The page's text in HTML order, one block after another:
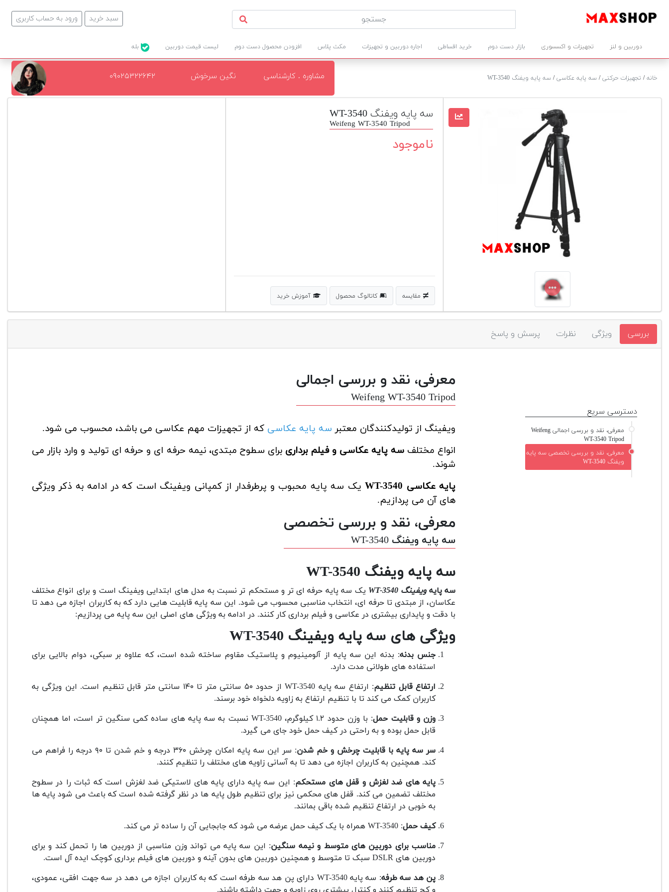
ورود به حساب کاربری سبد خرید
دوربین و لنز تجهیزات و اکسسوری بازار دست دوم خرید اقساطی اجاره دوربین و تجهیزات مکث پلاس افزودن محصول دست دوم لیست قیمت دوربین
خانه/ تجهیزات حرکتی/ سه پایه عکاسی/ سه پایه ویفنگ WT-3540 مشاوره . کارشناسی نگین سرخوش ۰۹۰۲۵۳۲۲۶۴۲
سه پایه ویفنگ WT-3540
Weifeng WT-3540 Tripod
ناموجود
مقایسه کاتالوگ محصول آموزش خرید
بررسی ویژگی نظرات پرسش و پاسخ
معرفی، نقد و بررسی اجمالی
Weifeng WT-3540 Tripod
ویفینگ از تولیدکنندگان معتبر سه پایه عکاسی که از تجهیزات مهم عکاسی می باشد، محسوب می شود.
انواع مختلف سه پایه عکاسی و فیلم برداری برای سطوح مبتدی، نیمه حرفه ای و حرفه ای تولید و وارد بازار می
شوند.
پایه عکاسی WT-3540
یک سه پایه محبوب و پرطرفدار از کمپانی ویفینگ است که در ادامه به ذکر ویژگی
های آن می پردازیم.
معرفی، نقد و بررسی تخصصی
سه پایه ویفنگ WT-3540
سه پایه ویفنگ WT-3540
سه پایهویفینگ WT-3540
یک سه پایه حرفه ای تر و مستحکم تر نسبت به مدل های ابتدایی ویفینگ است و برای انواع مختلف
عکاسان، از مبتدی تا حرفه ای، انتخاب مناسبی محسوب می شود. این سه پایه قابلیت هایی دارد که به کاربران اجازه می دهد تا
با دقت و پایداری بیشتری در عکاسی و فیلم برداری کار کنند. در ادامه به ویژگی های اصلی این سه پایه می پردازیم:
ویژگی های سه پایه ویفینگ WT-3540
جنس بدنه: بدنه این سه پایه از آلومینیوم و پلاستیک مقاوم ساخته شده است، که علاوه بر سبکی، دوام بالایی برای
استفاده های طولانی مدت دارد.
ارتفاع قابل تنظیم
: ارتفاع سه پایه WT-3540 از حدود ۵۰ سانتی متر تا ۱۴۰ سانتی متر قابل تنظیم است. این ویژگی به
کاربران کمک می کند تا با تنظیم ارتفاع به زاویه دلخواه خود برسند.
وزن و قابلیت حمل
: با وزن حدود ۱.۲ کیلوگرم، WT-3540 نسبت به سه پایه های ساده کمی سنگین تر است، اما همچنان
قابل حمل بوده و به راحتی در کیف حمل خود جای می گیرد.
سر سه پایه با قابلیت چرخش و خم شدن
: سر این سه پایه امکان چرخش ۳۶۰ درجه و خم شدن تا ۹۰ درجه را فراهم می
کند. همچنین به کاربران اجازه می دهد تا به آسانی زاویه های مختلف را تنظیم کنند.
پایه های ضد لغزش و قفل های مستحکم: این سه پایه دارای پایه های لاستیکی ضد لغزش است که ثبات را در سطوح
مختلف تضمین می کند. قفل های محکمی نیز برای تنظیم طول پایه ها در نظر گرفته شده است که باعث می شود پایه ها
به خوبی در ارتفاع تنظیم شده باقی بمانند.
کیف حمل: WT-3540 همراه با یک کیف حمل عرضه می شود که جابجایی آن را ساده تر می کند.
مناسب برای دوربین های متوسط و نیمه سنگین: این سه پایه می تواند وزن مناسبی از دوربین ها را تحمل کند و برای
دوربین های DSLR سبک تا متوسط و همچنین دوربین های بدون آینه و دوربین های فیلم برداری کوچک ایده آل است.
پن هد سه طرفه
: سه پایه WT-3540 دارای پن هد سه طرفه است که به کاربران اجازه می دهد در سه جهت افقی، عمودی،
دسترسی سریع
معرفی، نقد و بررسی اجمالی Weifeng
WT-3540 Tripod
معرفی، نقد و بررسی تخصصی سه پایه
ویفنگ WT-3540